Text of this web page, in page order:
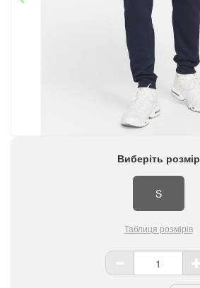
Виберіть розмір
S
Таблиця розмірів